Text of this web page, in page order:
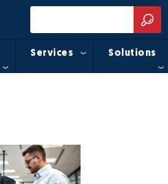
Services Solutions